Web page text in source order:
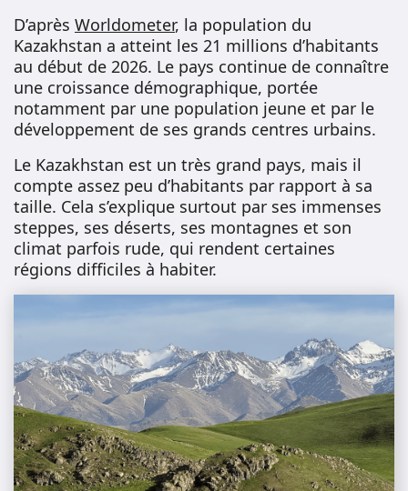
D’après Worldometer, la population du
Kazakhstan a atteint les 21 millions d’habitants
au début de 2026. Le pays continue de connaître
une croissance démographique, portée
notamment par une population jeune et par le
développement de ses grands centres urbains.
Le Kazakhstan est un très grand pays, mais il
compte assez peu d’habitants par rapport à sa
taille. Cela s’explique surtout par ses immenses
steppes, ses déserts, ses montagnes et son
climat parfois rude, qui rendent certaines
régions difficiles à habiter.